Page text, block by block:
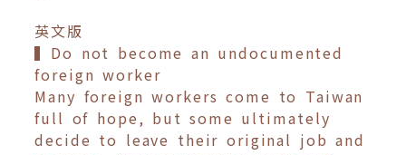
英文版
▍Do not become an undocumented
foreign worker
Many foreign workers come to Taiwan
full of hope, but some ultimately
decide to leave their original job and